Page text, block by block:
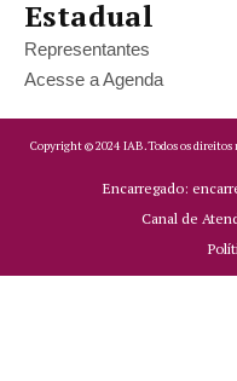
Estadual
Representantes
Acesse a Agenda
Copyright ©2024 IAB.Todos os direitos
Encarregado:
Canal de